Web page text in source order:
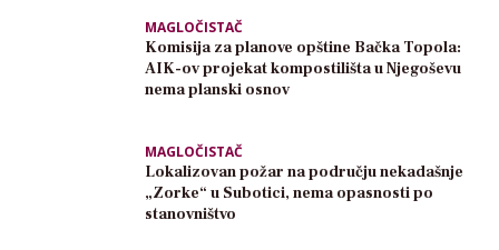
MAGLOČISTAČ
Komisija za planove opštine Bačka Topola:
AIK-ov projekat kompostilišta u Njegoševu
nema planski osnov
MAGLOČISTAČ
Lokalizovan požar na području nekadašnje
„Zorke“ u Subotici, nema opasnosti po
stanovništvo